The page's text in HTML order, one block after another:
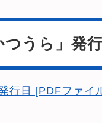
うら」発
行日 [PDFファイ